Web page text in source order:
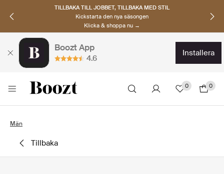
TILLBAKA TILL JOBBET, TILLBAKA MED STIL
Kickstarta den nya säsongen
Klicka & shoppa nu →
Boozt App
4.6
installera
0 0
Män
tillbaka